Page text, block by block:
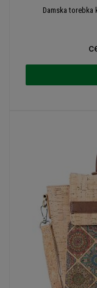
Damska torebka